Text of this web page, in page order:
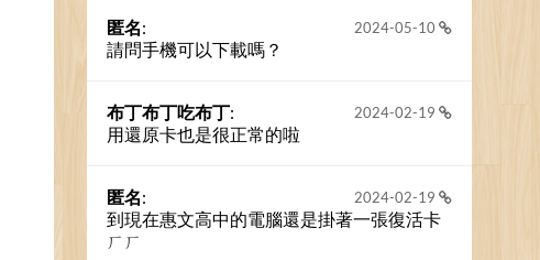
2024-05-10
匿名:
請問手機可以下載嗎？
2024-02-19
布丁布丁吃布丁:
用還原卡也是很正常的啦
2024-02-19
匿名:
到現在惠文高中的電腦還是掛著一張復活卡
ㄏㄏ